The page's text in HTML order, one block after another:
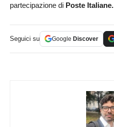
partecipazione di Poste Italiane.
Seguici su Google Discover